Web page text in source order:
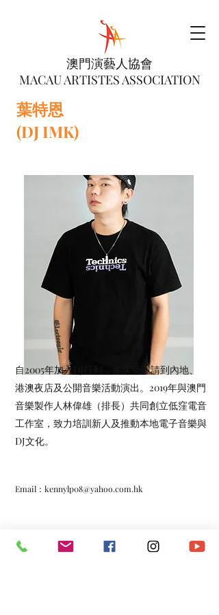
澳門演藝人協會
MACAU ARTISTES ASSOCIATION
葉特恩
(DJ IMK)
自2005年加入DJ行列，多次受邀請到內地、
港澳夜店及公開音樂活動演出。2019年與澳門
音樂製作人林偉雄（排長）共同創立低窪電音
工作室，致力培訓新人及推動本地電子音樂與
DJ文化。
Email： kennylp08@yahoo.com.hk